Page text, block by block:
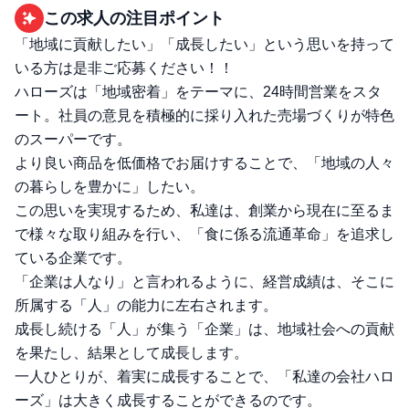
この求人の注目ポイント
「地域に貢献したい」「成長したい」という思いを持って
いる方は是非ご応募ください！！
ハローズは「地域密着」をテーマに、24時間営業をスタ
ート。社員の意見を積極的に採り入れた売場づくりが特色
のスーパーです。
より良い商品を低価格でお届けすることで、「地域の人々
の暮らしを豊かに」したい。
この思いを実現するため、私達は、創業から現在に至るま
で様々な取り組みを行い、「食に係る流通革命」を追求し
ている企業です。
「企業は人なり」と言われるように、経営成績は、そこに
所属する「人」の能力に左右されます。
成長し続ける「人」が集う「企業」は、地域社会への貢献
を果たし、結果として成長します。
一人ひとりが、着実に成長することで、「私達の会社ハロ
ーズ」は大きく成長することができるのです。